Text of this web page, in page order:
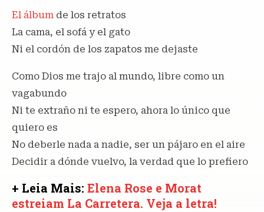
El álbum de los retratos
La cama, el sofá y el gato
Ni el cordón de los zapatos me dejaste
Como Dios me trajo al mundo, libre como un
vagabundo
Ni te extraño ni te espero, ahora lo único que
quiero es
No deberle nada a nadie, ser un pájaro en el aire
Decidir a dónde vuelvo, la verdad que lo prefiero
+ Leia Mais: Elena Rose e Morat
estreiam La Carretera. Veja a letra!